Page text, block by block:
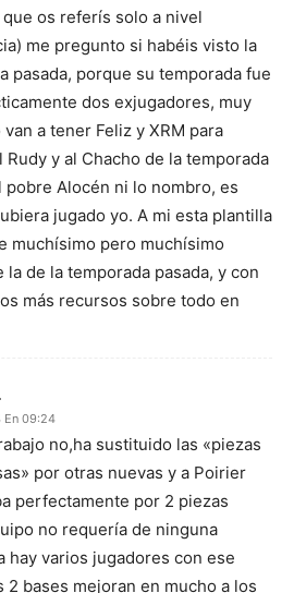
os referís solo a nivel
me pregunto si habéis visto la
pasada, porque su temporada fue
dos exjugadores, muy
a tener Feliz y XRM para
Rudy y al Chacho de la temporada
pobre Alocén ni lo nombro, es
jugado yo. A mi esta plantilla
muchísimo pero muchísimo
la de la temporada pasada, y con
más recursos sobre todo en
En 09:24
no,ha sustituido las «piezas
por otras nuevas y a Poirier
perfectamente por 2 piezas
no requería de ninguna
hay varios jugadores con ese
2 bases mejoran en mucho a los